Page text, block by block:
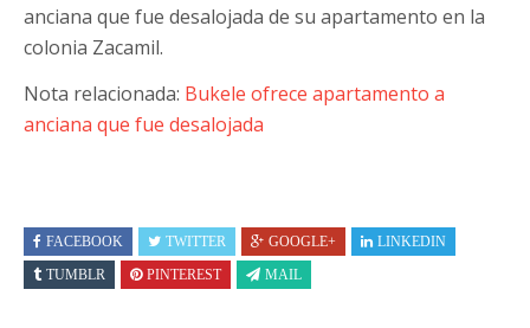
anciana que fue desalojada de su apartamento en la
colonia Zacamil.
Nota relacionada: Bukele ofrece apartamento a
anciana que fue desalojada
FACEBOOK TWITTER GOOGLE+
LINKEDIN
TUMBLR
PINTEREST MAIL